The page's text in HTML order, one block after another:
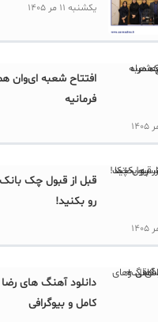
یکشنبه 11 مر 1405
افتتاح شعبه ای‌وان
فرمانیه
قبل از قبول چک بانک
رو بکنید!
دانلود آهنگ های
کامل و بیوگرافی